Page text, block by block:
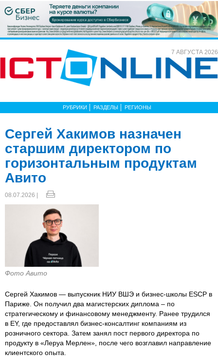
7 АВГУСТА 2026
РУБРИКИ РАЗДЕЛЫ РЕГИОНЫ
Сергей Хакимов назначен
старшим директором по
горизонтальным продуктам
Авито
08.07.2026 |
Фото Авито
Сергей Хакимов — выпускник НИУ ВШЭ и бизнес‑школы ESCP в
Париже. Он получил два магистерских диплома – по
стратегическому и финансовому менеджменту. Ранее трудился
в EY, где предоставлял бизнес‑консалтинг компаниям из
розничного сектора. Затем занял пост первого директора по
продукту в «Леруа Мерлен», после чего возглавил направление
клиентского опыта.